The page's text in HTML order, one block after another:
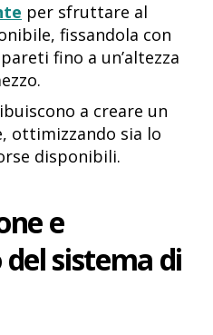
per sfruttare al
fissandola con
fino a un’altezza
a creare un
ottimizzando sia lo
disponibili.
e
sistema di